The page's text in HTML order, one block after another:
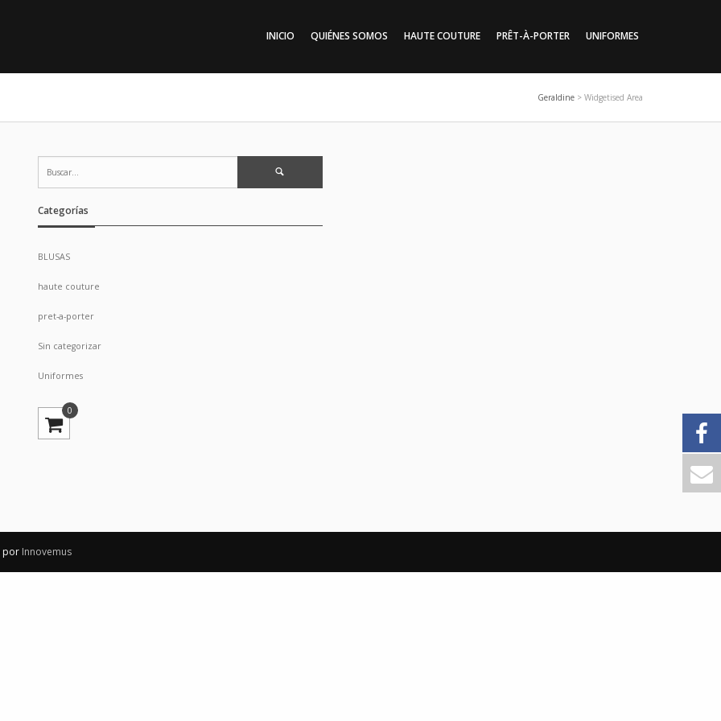
INICIO QUIÉNES SOMOS HAUTE COUTURE PRÊT-À-PORTER UNIFORMES
Geraldine> Widgetised Area
for:
Categorías
BLUSAS
haute couture
pret-a-porter
Sin categorizar
Uniformes
0
por Innovemus